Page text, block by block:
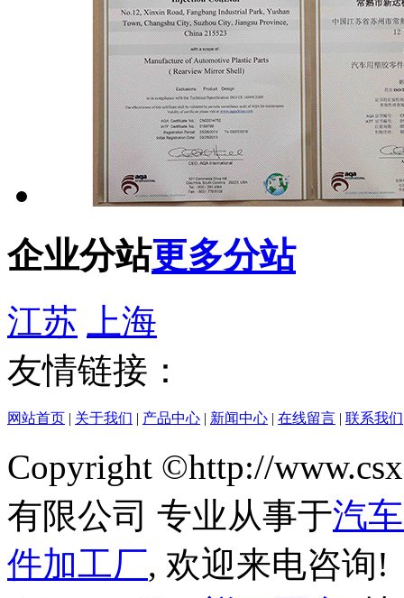
企业分站更多分站
江苏
上海
友情链接：
网站首页 | 关于我们 | 产品中心 | 新闻中心 | 在线留言 | 联系我们
Copyright ©http://
有限公司 专业从事于汽
件加工厂, 欢迎来电咨询!